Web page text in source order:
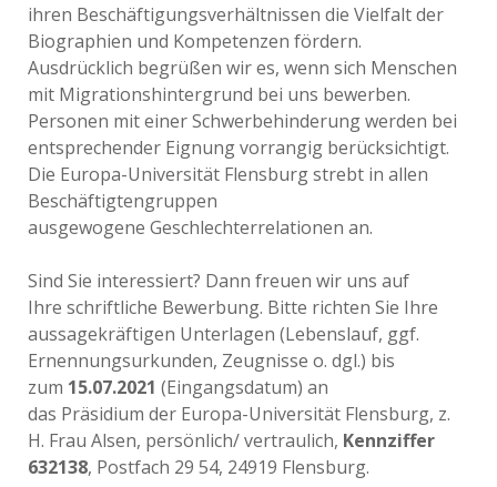
ihren Beschäftigungsverhältnissen die Vielfalt der
Biographien und Kompetenzen fördern.
Ausdrücklich begrüßen wir es, wenn sich Menschen
mit Migrationshintergrund bei uns bewerben.
Personen mit einer Schwerbehinderung werden bei
entsprechender Eignung vorrangig berücksichtigt.
Die Europa-Universität Flensburg strebt in allen
Beschäftigtengruppen
ausgewogene Geschlechterrelationen an.
Sind Sie interessiert? Dann freuen wir uns auf
Ihre schriftliche Bewerbung. Bitte richten Sie Ihre
aussagekräftigen Unterlagen (Lebenslauf, ggf.
Ernennungsurkunden, Zeugnisse o. dgl.) bis
zum 15.07.2021 (Eingangsdatum) an
das Präsidium der Europa-Universität Flensburg, z.
H. Frau Alsen, persönlich/ vertraulich, Kennziffer
632138, Postfach 29 54, 24919 Flensburg.